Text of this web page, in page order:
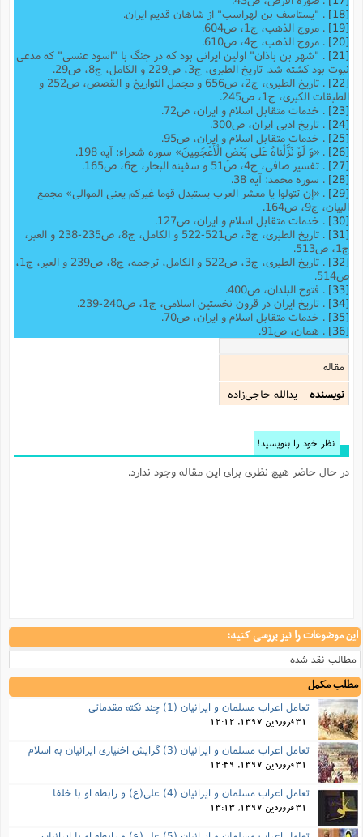
. "یستاسف بن لهراسب" از شاهان قدیم ایران.
. مروج الذهب، ج1، ص604.
. مروج الذهب، ج4، ص610.
. "شهر بن باذان" اولین ایرانی بود که در جنگ با "اسود عنسی" که مدعی
نبوت بود کشته شد. تاریخ الطبری، ج3، ص229 و الکامل، ج8، ص29.
. تاریخ الطبری، ج2، ص656 و مجمل التواریخ و القصص، ص252 و
الطبقات الکبری، ج1، ص245.
. خدمات متقابل اسلام و ایران، ص72.
. تاریخ ادبی ایران، ص300.
. خدمات متقابل اسلام و ایران، ص95.
. «وَ لَوْ نَزَّلْناهُ عَلى‌ بَعْضِ الْأَعْجَمِینَ» سوره شعراء: ‌آیه 198.
. تفسیر صافی، ج4، ص51 و سفینه البحار، ‌ج6،‌ ص165.
. سوره محمد: ‌آیه 38.
. «إن تتولوا یا معشر العرب یستبدل قوما غیرکم یعنی الموالی» مجمع
البیان، ج9، ص164.
. خدمات متقابل اسلام و ایران، ص127.
. تاریخ الطبری، ج3، ص521-522 و الکامل، ج8، ص235-238 و العبر،
ج1، ص513.
. تاریخ الطبری، ج3، ص522 و الکامل، ترجمه، ج‌8، ص239 و العبر، ج1،
ص514.
. فتوح البلدان، ص400.
. تاریخ ایران در قرون نخستین اسلامی، ج1، ص240-239.
. خدمات متقابل اسلام و ایران، ص70.
. همان، ص91.
مقاله
نویسنده
یدالله حاجی‌زاده
نظر خود را بنویسید!
در حال حاضر هیچ نظری برای این مقاله وجود ندارد.
این موضوعات را نیز بررسی کنید:
مطالب نقد شده
مطلب مکمل
تعامل اعراب مسلمان و ایرانیان (1) چند نکته مقدماتی
31 فروردین 1397, 12:12
تعامل اعراب مسلمان و ایرانیان (3) گرایش اختیاری ایرانیان به اسلام
31 فروردین 1397, 12:49
تعامل اعراب مسلمان و ایرانیان (4) علی(ع) و رابطه او با خلفا
31 فروردین 1397, 13:13